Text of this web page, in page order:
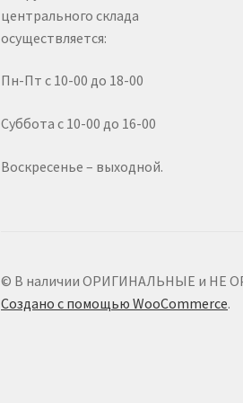
центрального склада
осуществляется:
Пн-Пт с 10-00 до 18-00
Суббота с 10-00 до 16-00
Воскресенье – выходной.
© В наличии ОРИГИНАЛЬНЫЕ и НЕ
Создано с помощью WooCommerce.